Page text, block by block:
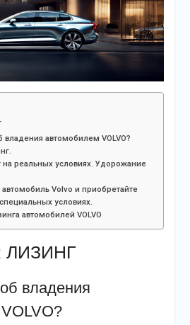
автомобилем VOLVO?
реальных условиях. Удорожание
Volvo и приобретайте
условиях.
автомобилей VOLVO
ЛИЗИНГ
владения